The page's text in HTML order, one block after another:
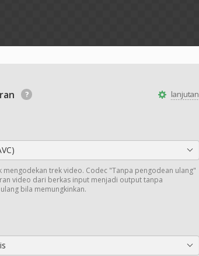
lanjutan
mengodekan trek video. Codec "Tanpa pengodean ulang"
video dari berkas input menjadi output tanpa
bila memungkinkan.